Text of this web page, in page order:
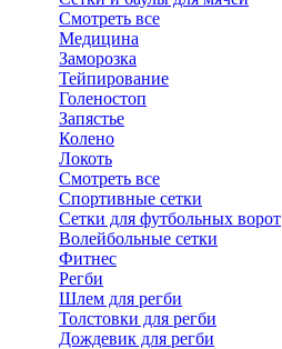
Смотреть все
Медицина
Заморозка
Тейпирование
Голеностоп
Запястье
Колено
Локоть
Смотреть все
Спортивные сетки
Сетки для футбольных ворот
Волейбольные сетки
Фитнес
Регби
Шлем для регби
Толстовки для регби
Дождевик для регби